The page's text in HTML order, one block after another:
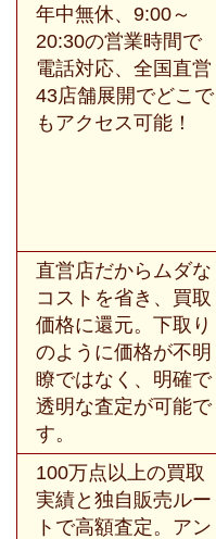
年中無休、9:00～
20:30の営業時間で
電話対応、全国直営
43店舗展開でどこで
もアクセス可能！
直営店だからムダな
コストを省き、買取
価格に還元。下取り
のように価格が不明
瞭ではなく、明確で
透明な査定が可能で
す。
100万点以上の買取
実績と独自販売ルー
トで高額査定。アン